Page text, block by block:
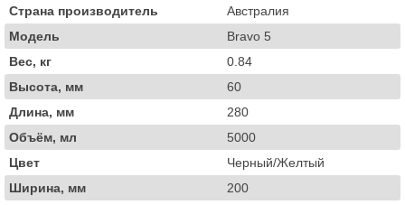
Страна производитель
Австралия
Модель
Bravo 5
Вес, кг
0.84
Высота, мм
60
Длина, мм
280
Объём, мл
5000
Цвет
Черный/Желтый
Ширина, мм
200